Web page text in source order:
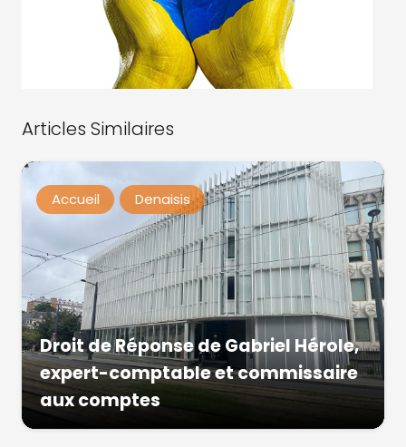
Articles Similaires
Accueil Denaisis
Droit de Réponse de Gabriel Hérole,
expert-comptable et commissaire
aux comptes